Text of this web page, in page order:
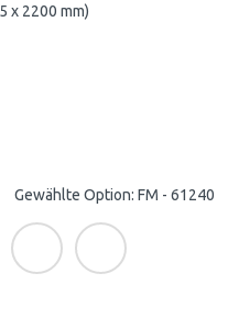
x 2200 mm)
Gewählte Option: FM - 61240